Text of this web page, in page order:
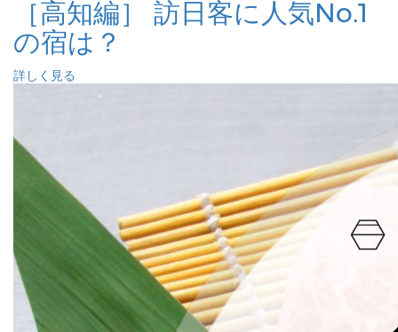
［高知編］ 訪日客に人気No.1
の宿は？
詳しく見る